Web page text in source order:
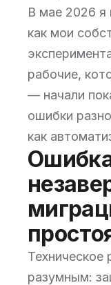
В мае 2026 я
как мои
рабочие,
— начали
ошибки
как
Техническое
разумным: